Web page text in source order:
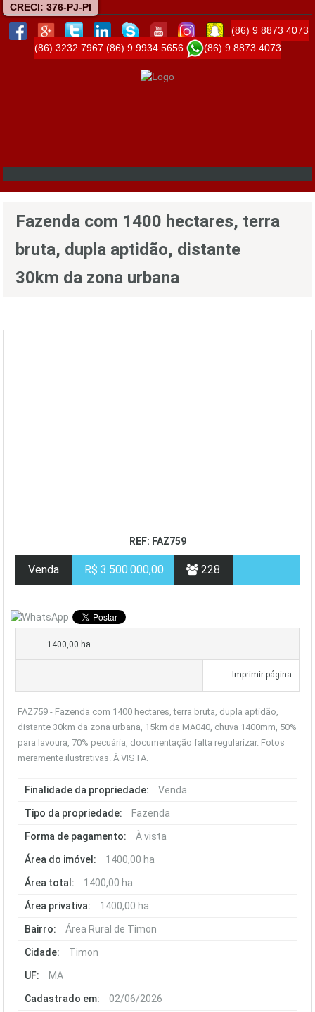
CRECI: 376-PJ-PI
(86) 9 8873 4073
(86) 3232 7967 (86) 9 9934 5656 (86) 9 8873 4073
Fazenda com 1400 hectares, terra
bruta, dupla aptidão, distante
30km da zona urbana
REF: FAZ759
Venda R$ 3.500.000,00 228
1400,00 ha
Imprimir página
FAZ759 - Fazenda com 1400 hectares, terra bruta, dupla aptidão,
distante 30km da zona urbana, 15km da MA040, chuva 1400mm, 50%
para lavoura, 70% pecuária, documentação falta regularizar. Fotos
meramente ilustrativas. À VISTA.
Finalidade da propriedade: Venda
Tipo da propriedade: Fazenda
Forma de pagamento: À vista
Área do imóvel: 1400,00 ha
Área total: 1400,00 ha
Área privativa: 1400,00 ha
Bairro: Área Rural de Timon
Cidade: Timon
UF: MA
Cadastrado em: 02/06/2026